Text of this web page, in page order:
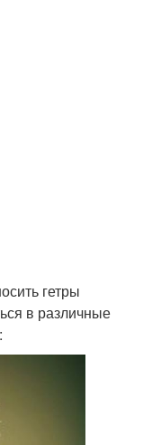
гетры
в различные